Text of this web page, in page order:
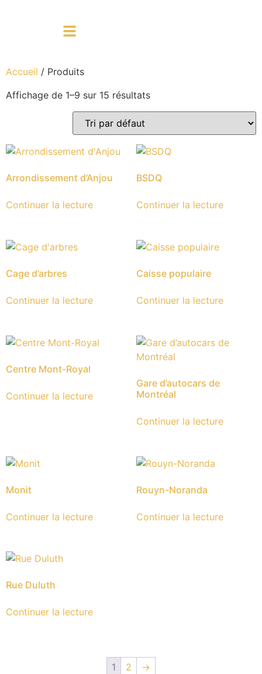
Accueil / Produits
Affichage de 1–9 sur 15 résultats
Arrondissement d’Anjou
Continuer la lecture
BSDQ
Continuer la lecture
Cage d’arbres
Continuer la lecture
Caisse populaire
Continuer la lecture
Centre Mont-Royal
Continuer la lecture
Gare d’autocars de
Montréal
Continuer la lecture
Monit
Continuer la lecture
Rouyn-Noranda
Continuer la lecture
Rue Duluth
Continuer la lecture
1 2 →